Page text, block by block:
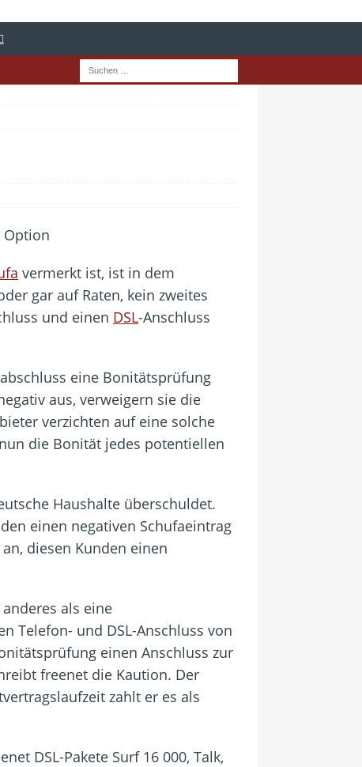
vermerkt ist, ist in dem
gar auf Raten, kein zweites
und einen DSL-Anschluss
eine Bonitätsprüfung
aus, verweigern sie die
verzichten auf eine solche
die Bonität jedes potentiellen
Haushalte überschuldet.
einen negativen Schufaeintrag
diesen Kunden einen
als eine
Telefon- und DSL-Anschluss von
einen Anschluss zur
freenet die Kaution. Der
zahlt er es als
DSL-Pakete Surf 16 000, Talk,